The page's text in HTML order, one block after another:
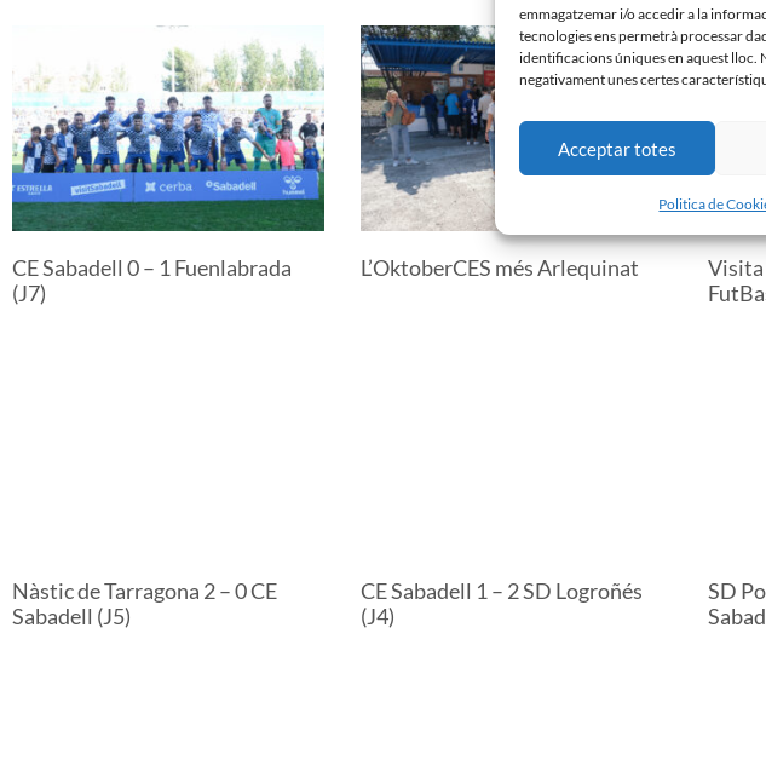
emmagatzemar i/o accedir a la
tecnologies ens permetrà processar
identificacions úniques en aquest
negativament unes certes
Acceptar totes
Politica de
CE Sabadell 0 – 1 Fuenlabrada
(J7)
L’OktoberCES més Arlequinat
Visita
Nàstic de Tarragona 2 – 0 CE
Sabadell (J5)
CE Sabadell 1 – 2 SD Logroñés
(J4)
SD